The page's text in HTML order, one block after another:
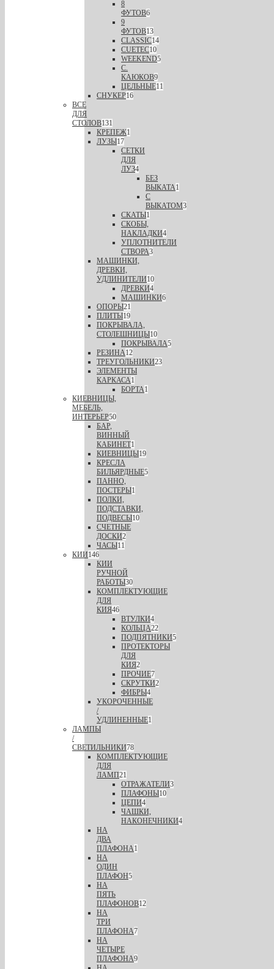
8
ФУТОВ6
9
ФУТОВ13
CLASSIC14
CUETEC10
WEEKEND5
С.
КАЮКОВ9
ЦЕЛЬНЫЕ11
СНУКЕР16
ВСЕ
ДЛЯ
СТОЛОВ131
КРЕПЕЖ1
ЛУЗЫ17
СЕТКИ
ДЛЯ
ЛУЗ4
БЕЗ
ВЫКАТА1
С
ВЫКАТОМ3
СКАТЫ1
СКОБЫ,
НАКЛАДКИ4
УПЛОТНИТЕЛИ
СТВОРА3
МАШИНКИ,
ДРЕВКИ,
УДЛИНИТЕЛИ10
ДРЕВКИ4
МАШИНКИ6
ОПОРЫ21
ПЛИТЫ19
ПОКРЫВАЛА,
СТОЛЕШНИЦЫ10
ПОКРЫВАЛА5
РЕЗИНА12
ТРЕУГОЛЬНИКИ23
ЭЛЕМЕНТЫ
КАРКАСА1
БОРТА1
КИЕВНИЦЫ,
МЕБЕЛЬ,
ИНТЕРЬЕР50
БАР,
ВИННЫЙ
КАБИНЕТ1
КИЕВНИЦЫ19
КРЕСЛА
БИЛЬЯРДНЫЕ5
ПАННО,
ПОСТЕРЫ1
ПОЛКИ,
ПОДСТАВКИ,
ПОДВЕСЫ10
СЧЕТНЫЕ
ДОСКИ2
ЧАСЫ11
КИИ146
КИИ
РУЧНОЙ
РАБОТЫ30
КОМПЛЕКТУЮЩИЕ
ДЛЯ
КИЯ46
ВТУЛКИ4
КОЛЬЦА22
ПОДПЯТНИКИ5
ПРОТЕКТОРЫ
ДЛЯ
КИЯ2
ПРОЧИЕ7
СКРУТКИ2
ФИБРЫ4
УКОРОЧЕННЫЕ
/
УДЛИНЕННЫЕ1
ЛАМПЫ
/
СВЕТИЛЬНИКИ78
КОМПЛЕКТУЮЩИЕ
ДЛЯ
ЛАМП21
ОТРАЖАТЕЛИ3
ПЛАФОНЫ10
ЦЕПИ4
ЧАШКИ,
НАКОНЕЧНИКИ4
НА
ДВА
ПЛАФОНА1
НА
ОДИН
ПЛАФОН5
НА
ПЯТЬ
ПЛАФОНОВ12
НА
ТРИ
ПЛАФОНА7
НА
ЧЕТЫРЕ
ПЛАФОНА9